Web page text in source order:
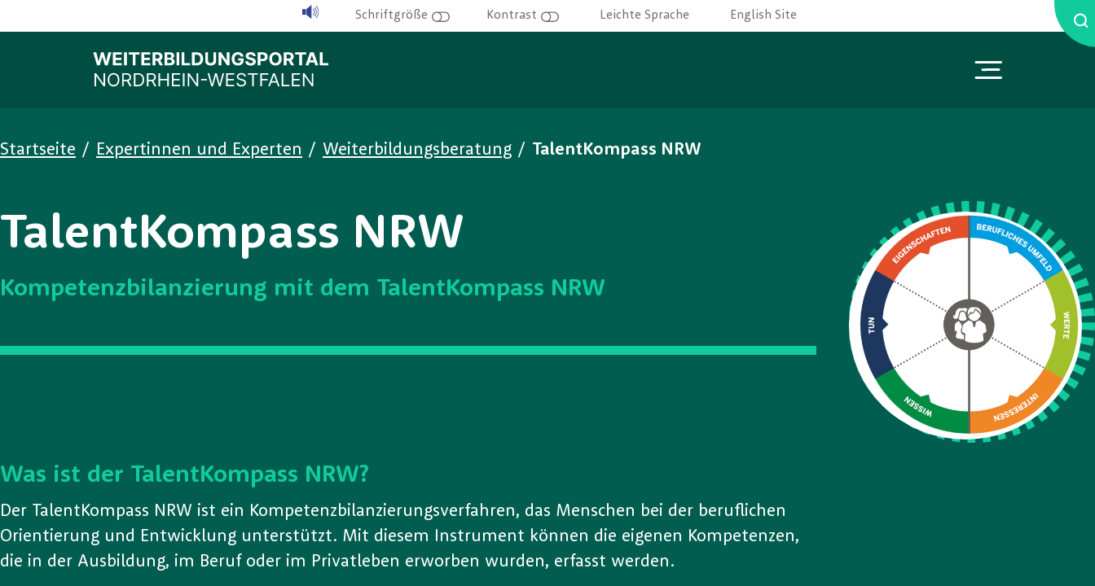
Schriftgröße Kontrast Leichte Sprache English Site
You are here:
Startseite / Expertinnen und Experten / Weiterbildungsberatung / TalentKompass NRW
TalentKompass NRW
Kompetenzbilanzierung mit dem TalentKompass NRW
Was ist der TalentKompass NRW?
Der TalentKompass NRW ist ein Kompetenzbilanzierungsverfahren, das Menschen bei der beruflichen
Orientierung und Entwicklung unterstützt. Mit diesem Instrument können die eigenen Kompetenzen,
die in der Ausbildung, im Beruf oder im Privatleben erworben wurden, erfasst werden.